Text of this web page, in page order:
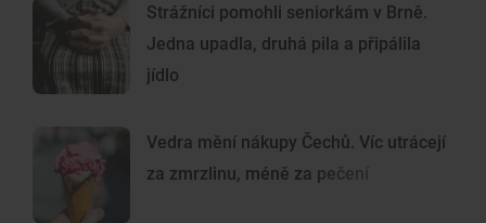
Strážníci pomohli seniorkám v Brně.
Jedna upadla, druhá pila a připálila
jídlo
Vedra mění nákupy Čechů. Víc utrácejí
za zmrzlinu, méně za pečení